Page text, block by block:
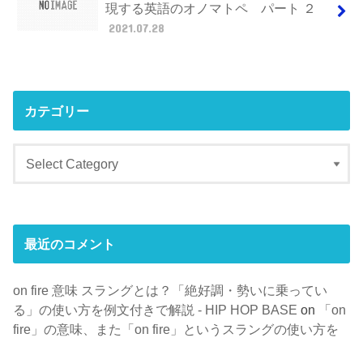
現する英語のオノマトペ パート ２
2021.07.28
カテゴリー
最近のコメント
on fire 意味 スラングとは？「絶好調・勢いに乗ってい
る」の使い方を例文付きで解説 - HIP HOP BASE on
「on
fire」の意味、また「on fire」というスラングの使い方を